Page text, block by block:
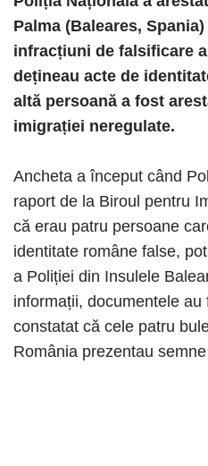
Palma (Baleares,
infracțiuni de falsificare
dețineau acte de
altă persoană a fost
imigrației neregulate.
Ancheta a început când
raport de la Biroul pentru
că erau patru persoane
identitate române false,
a Poliției din Insulele
informații, documentele
constatat că cele patru
România prezentau